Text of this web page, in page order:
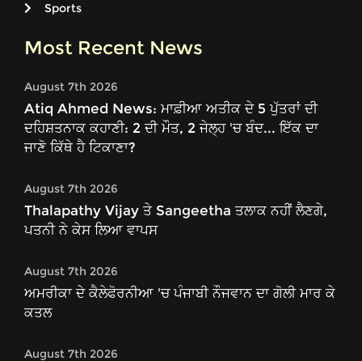
Sports
Most Recent News
August 7th 2026
Atiq Ahmed News: ਮਾਫ਼ੀਆ ਅਤੀਕ ਦੇ 5 ਪੁੱਤਰਾਂ ਦੀ
ਦਹਿਸ਼ਤਨਾਕ ਕਹਾਣੀ: 2 ਦੀ ਮੌਤ, 2 ਜੇਲ੍ਹ 'ਚ ਬੰਦ... ਇੱਕ ਦਾ
ਜਾਣੋ ਕਿੱਥੇ ਹੈ ਟਿਕਾਣਾ?
August 7th 2026
Thalapathy Vijay ਤੇ Sangeetha ਤਲਾਕ ਨਹੀਂ ਲੈਣਗੇ,
ਪਤਨੀ ਨੇ ਕੇਸ ਲਿਆ ਵਾਪਸ
August 7th 2026
ਅਮਰੀਕਾ ਦੇ ਕੈਲੇਫੋਰਨੀਆ 'ਚ ਪੰਜਾਬੀ ਨੌਜਵਾਨ ਦਾ ਗੋਲੀ ਮਾਰ ਕੇ
ਕਤਲ
August 7th 2026